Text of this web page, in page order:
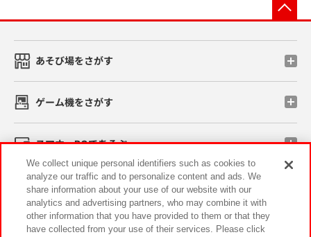
あそび場をさがす
ゲーム機をさがす
スマホ・PCであそぶ
イベント・キャンペーン
We collect unique personal identifiers such as cookies to
analyze our traffic and to personalize content and ads. We
share information about your use of our website with our
analytics and advertising partners, who may combine it with
other information that you have provided to them or that they
have collected from your use of their services. Please click